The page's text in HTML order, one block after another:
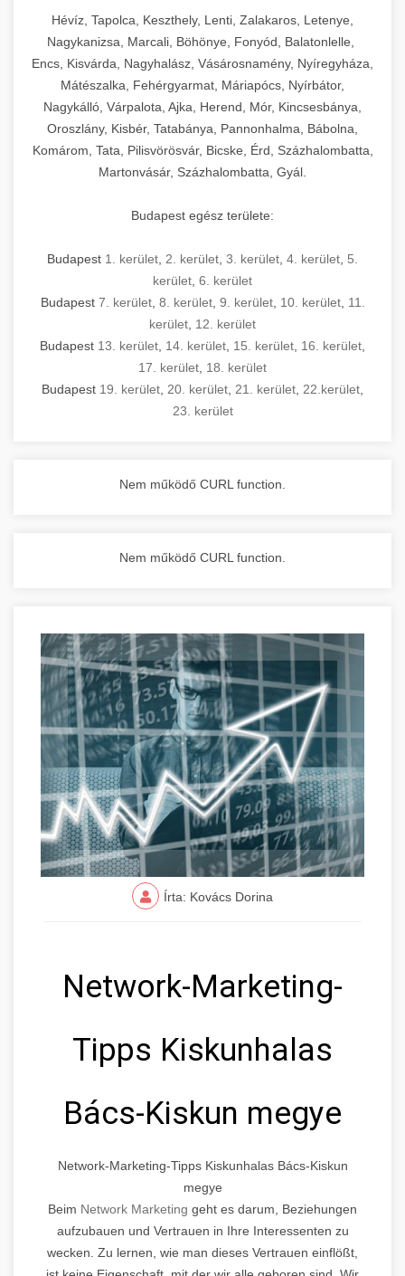
Hévíz, Tapolca, Keszthely, Lenti, Zalakaros, Letenye,
Nagykanizsa, Marcali, Böhönye, Fonyód, Balatonlelle,
Encs, Kisvárda, Nagyhalász, Vásárosnamény, Nyíregyháza,
Mátészalka, Fehérgyarmat, Máriapócs, Nyírbátor,
Nagykálló, Várpalota, Ajka, Herend, Mór, Kincsesbánya,
Oroszlány, Kisbér, Tatabánya, Pannonhalma, Bábolna,
Komárom, Tata, Pilisvörösvár, Bicske, Érd, Százhalombatta,
Martonvásár, Százhalombatta, Gyál.
Budapest egész területe:
Budapest 1. kerület 2. kerület 3. kerület 4. kerület 5.
kerület 6. kerület
Budapest 7. kerület, 8. kerület, 9. kerület, 10. kerület, 11.
kerület 12. kerület
Budapest 13. kerület 14. kerület 15. kerület 16. kerület
17. kerület 18. kerület
Budapest 19. kerület 20. kerület 21. kerület 22.kerület
23. kerület
Nem működő CURL function.
Nem működő CURL function.
Írta: Kovács Dorina
Network-Marketing-
Tipps Kiskunhalas
Bács-Kiskun megye
Network-Marketing-Tipps Kiskunhalas Bács-Kiskun
megye
Beim Network Marketing geht es darum, Beziehungen
aufzubauen und Vertrauen in Ihre Interessenten zu
wecken. Zu lernen, wie man dieses Vertrauen einflößt,